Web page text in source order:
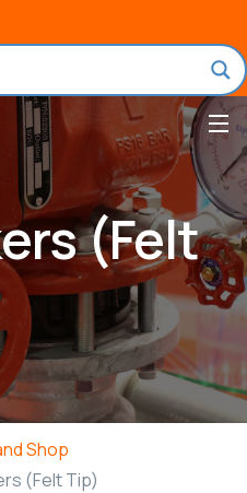
(Felt
Shop
(Felt Tip)